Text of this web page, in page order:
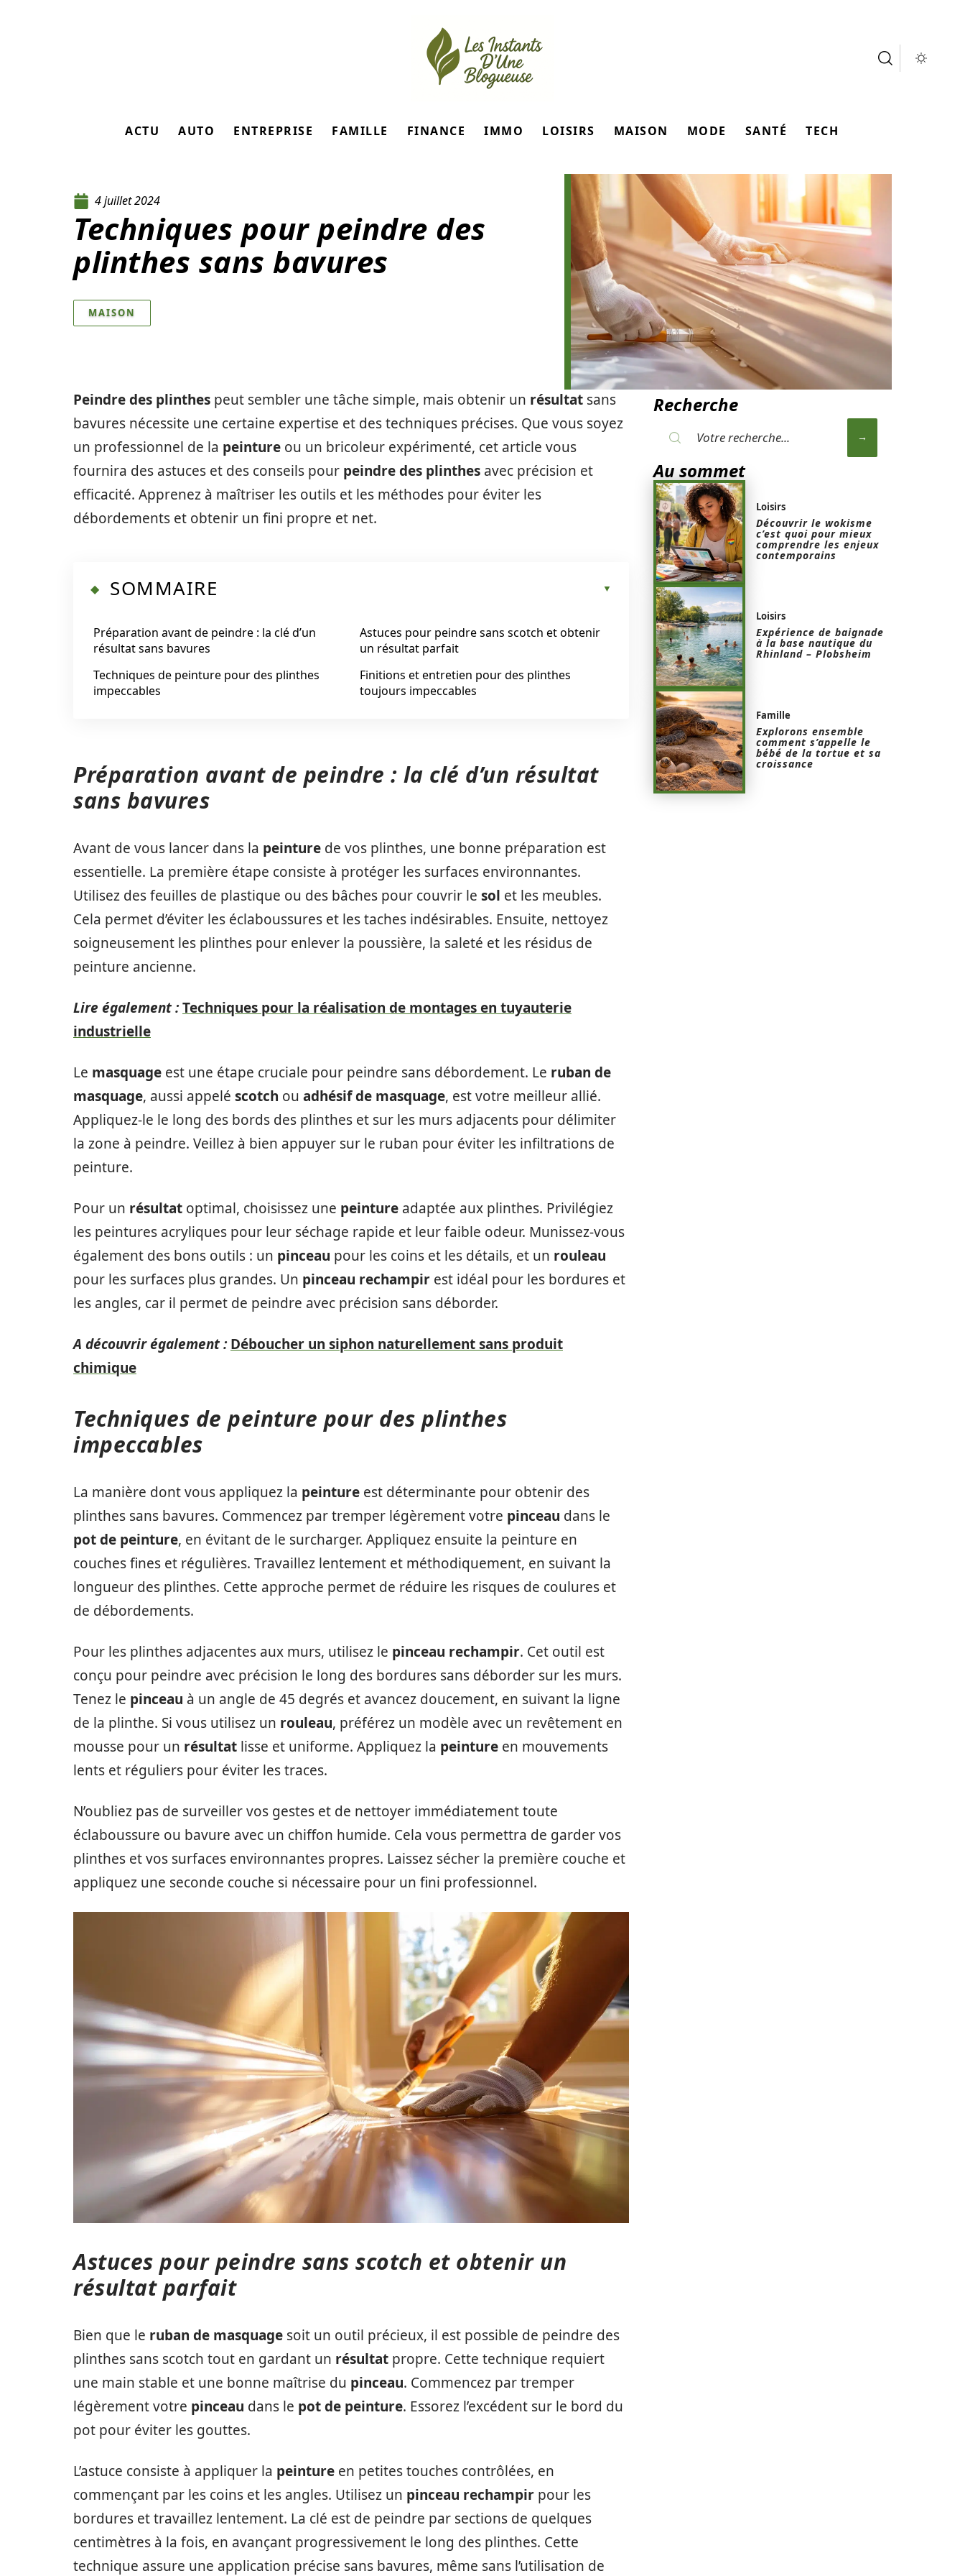
ACTU AUTO ENTREPRISE FAMILLE FINANCE IMMO LOISIRS MAISON MODE SANTÉ TECH
4 juillet 2024
Techniques pour peindre des
plinthes sans bavures
MAISON
Peindre des plinthes peut sembler une tâche simple, mais obtenir un résultat sans
bavures nécessite une certaine expertise et des techniques précises. Que vous soyez
un professionnel de la peinture ou un bricoleur expérimenté, cet article vous
fournira des astuces et des conseils pour peindre des plinthes avec précision et
efficacité. Apprenez à maîtriser les outils et les méthodes pour éviter les
débordements et obtenir un fini propre et net.
SOMMAIRE
Préparation avant de peindre : la clé d’un
résultat sans bavures
Techniques de peinture pour des plinthes
impeccables
Astuces pour peindre sans scotch et obtenir
un résultat parfait
Finitions et entretien pour des plinthes
toujours impeccables
Préparation avant de peindre : la clé d’un résultat
sans bavures
Avant de vous lancer dans la peinture de vos plinthes, une bonne préparation est
essentielle. La première étape consiste à protéger les surfaces environnantes.
Utilisez des feuilles de plastique ou des bâches pour couvrir le sol et les meubles.
Cela permet d’éviter les éclaboussures et les taches indésirables. Ensuite, nettoyez
soigneusement les plinthes pour enlever la poussière, la saleté et les résidus de
peinture ancienne.
Lire également :Techniques pour la réalisation de montages en tuyauterie
industrielle
Le masquage est une étape cruciale pour peindre sans débordement. Le ruban de
masquage, aussi appelé scotch ou adhésif de masquage, est votre meilleur allié.
Appliquez-le le long des bords des plinthes et sur les murs adjacents pour délimiter
la zone à peindre. Veillez à bien appuyer sur le ruban pour éviter les infiltrations de
peinture.
Pour un résultat optimal, choisissez une peinture adaptée aux plinthes. Privilégiez
les peintures acryliques pour leur séchage rapide et leur faible odeur. Munissez-vous
également des bons outils : un pinceau pour les coins et les détails, et un rouleau
pour les surfaces plus grandes. Un pinceau rechampir est idéal pour les bordures et
les angles, car il permet de peindre avec précision sans déborder.
A découvrir également : Déboucher un siphon naturellement sans produit
chimique
Techniques de peinture pour des plinthes
impeccables
La manière dont vous appliquez la peinture est déterminante pour obtenir des
plinthes sans bavures. Commencez par tremper légèrement votre pinceau dans le
pot de peinture, en évitant de le surcharger. Appliquez ensuite la peinture en
couches fines et régulières. Travaillez lentement et méthodiquement, en suivant la
longueur des plinthes. Cette approche permet de réduire les risques de coulures et
de débordements.
Pour les plinthes adjacentes aux murs, utilisez le pinceau rechampir. Cet outil est
conçu pour peindre avec précision le long des bordures sans déborder sur les murs.
Tenez le pinceau à un angle de 45 degrés et avancez doucement, en suivant la ligne
de la plinthe. Si vous utilisez un rouleau, préférez un modèle avec un revêtement en
mousse pour un résultat lisse et uniforme. Appliquez la peinture en mouvements
lents et réguliers pour éviter les traces.
N’oubliez pas de surveiller vos gestes et de nettoyer immédiatement toute
éclaboussure ou bavure avec un chiffon humide. Cela vous permettra de garder vos
plinthes et vos surfaces environnantes propres. Laissez sécher la première couche et
appliquez une seconde couche si nécessaire pour un fini professionnel.
Astuces pour peindre sans scotch et obtenir un
résultat parfait
Bien que le ruban de masquage soit un outil précieux, il est possible de peindre des
plinthes sans scotch tout en gardant un résultat propre. Cette technique requiert
une main stable et une bonne maîtrise du pinceau. Commencez par tremper
légèrement votre pinceau dans le pot de peinture. Essorez l’excédent sur le bord du
pot pour éviter les gouttes.
L’astuce consiste à appliquer la peinture en petites touches contrôlées, en
commençant par les coins et les angles. Utilisez un pinceau rechampir pour les
bordures et travaillez lentement. La clé est de peindre par sections de quelques
centimètres à la fois, en avançant progressivement le long des plinthes. Cette
technique assure une application précise sans bavures, même sans l’utilisation de
Recherche
Au sommet
Loisirs
Découvrir le wokisme
c’est quoi pour mieux
comprendre les enjeux
contemporains
Loisirs
Expérience de baignade
à la base nautique du
Rhinland – Plobsheim
Famille
Explorons ensemble
comment s’appelle le
bébé de la tortue et sa
croissance